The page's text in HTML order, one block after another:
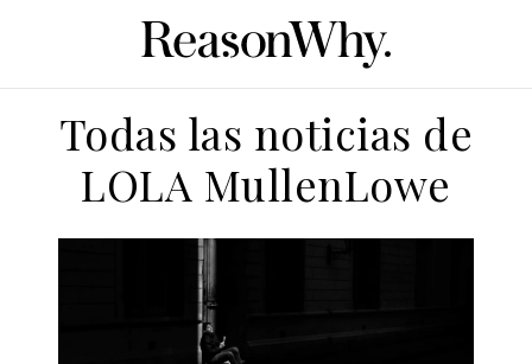
Todas las noticias de
LOLA MullenLowe